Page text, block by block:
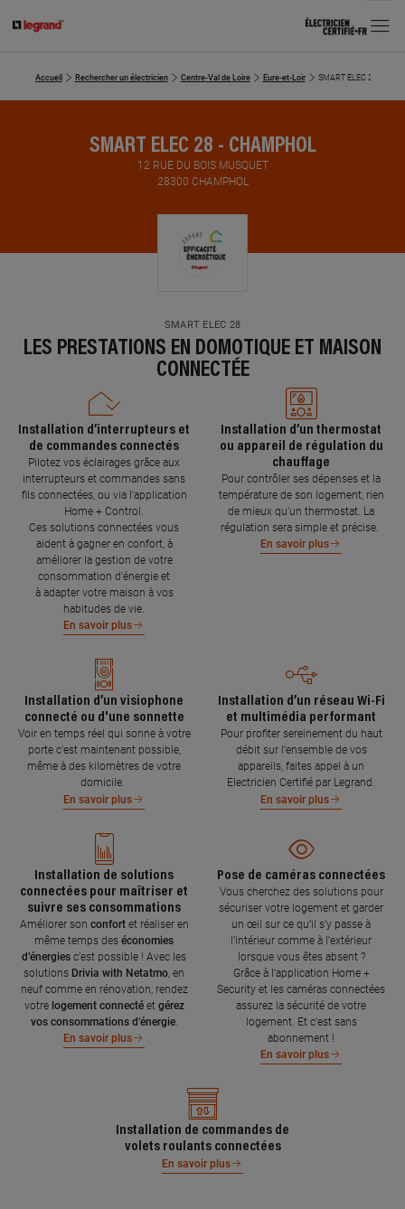
MENU
Accueil Rechercher un électricien Centre-Val de Loire Eure-et-Loir SMART ELEC 28
SMART ELEC 28 - CHAMPHOL
12 RUE DU BOIS MUSQUET
28300 CHAMPHOL
SMART ELEC 28
LES PRESTATIONS EN DOMOTIQUE ET MAISON
CONNECTÉE
Installation d’interrupteurs et
de commandes connectés
Pilotez vos éclairages grâce aux
interrupteurs et commandes sans
fils connectées, ou via l'application
Home + Control.
Ces solutions connectées vous
aident à gagner en confort, à
améliorer la gestion de votre
consommation d’énergie et
à adapter votre maison à vos
habitudes de vie.
En savoir plus
Installation d’un thermostat
ou appareil de régulation du
chauffage
Pour contrôler ses dépenses et la
température de son logement, rien
de mieux qu’un thermostat. La
régulation sera simple et précise.
En savoir plus
Installation d’un visiophone
connecté ou d'une sonnette
Voir en temps réel qui sonne à votre
porte c’est maintenant possible,
même à des kilomètres de votre
domicile.
En savoir plus
Installation d’un réseau Wi-Fi
et multimédia performant
Pour profiter sereinement du haut
débit sur l’ensemble de vos
appareils, faites appel à un
Electricien Certifié par Legrand.
En savoir plus
Installation de solutions
connectées pour maîtriser et
suivre ses consommations
Améliorer son confort et réaliser en
même temps des économies
d’énergies c’est possible ! Avec les
solutions Drivia with Netatmo , en
neuf comme en rénovation, rendez
votre logement connecté et gérez
vos consommations d’énergie.
En savoir plus
Pose de caméras connectées
Vous cherchez des solutions pour
sécuriser votre logement et garder
un œil sur ce qu’il s’y passe à
l’intérieur comme à l’extérieur
lorsque vous êtes absent ?
Grâce à l'application Home +
Security et les caméras connectées
assurez la sécurité de votre
logement. Et c'est sans
abonnement !
En savoir plus
Installation de commandes de
volets roulants connectées
En savoir plus